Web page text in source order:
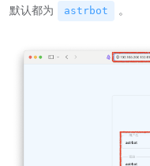
默认都为
astrbot 。